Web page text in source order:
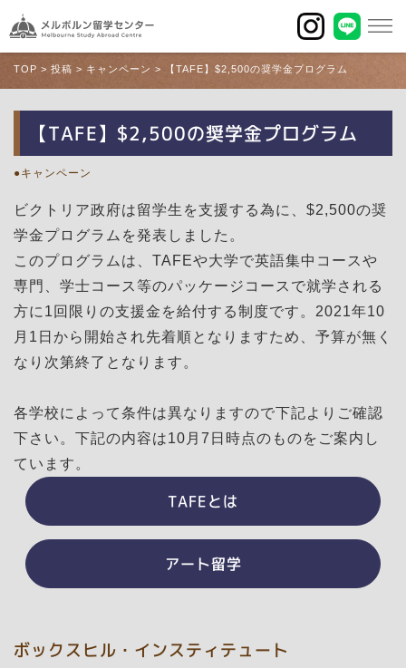
TOP > 投稿 > キャンペーン > 【TAFE】$2,500の奨学金プログラム
【TAFE】$2,500の奨学金プログラム
キャンペーン
ビクトリア政府は留学生を支援する為に、$2,500の奨
学金プログラムを発表しました。
このプログラムは、TAFEや大学で英語集中コースや
専門、学士コース等のパッケージコースで就学される
方に1回限りの支援金を給付する制度です。2021年10
月1日から開始され先着順となりますため、予算が無く
なり次第終了となります。
各学校によって条件は異なりますので下記よりご確認
下さい。下記の内容は10月7日時点のものをご案内し
ています。
TAFEとは
アート留学
ボックスヒル・インスティテュート